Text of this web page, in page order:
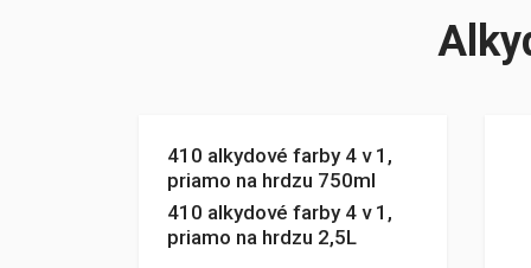
410 alkydové farby 4 v 1,
priamo na hrdzu 750ml
410 alkydové farby 4 v 1,
priamo na hrdzu 2,5L